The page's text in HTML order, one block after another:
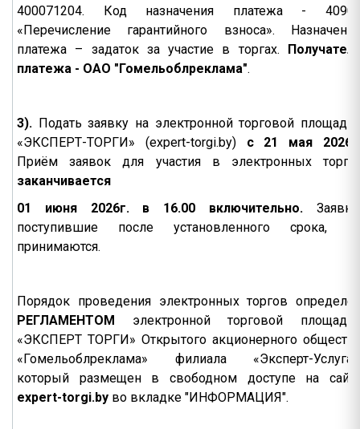
400071204. Код назначения платежа -
«Перечисление гарантийного взноса».
платежа – задаток за участие в торгах.
платежа - ОАО "Гомельоблреклама".
3). Подать заявку на электронной торговой
«ЭКСПЕРТ-ТОРГИ» (expert-torgi.by) с 21 мая
Приём заявок для участия в электронных
заканчивается
01 июня 2026г. в 16.00 включительно.
поступившие после установленного срока,
принимаются.
Порядок проведения электронных торгов
РЕГЛАМЕНТОМ электронной торговой
«ЭКСПЕРТ ТОРГИ» Открытого акционерного
«Гомельоблреклама» филиала «Эксперт-
который размещен в свободном доступе на
expert-torgi.by во вкладке "ИНФОРМАЦИЯ".